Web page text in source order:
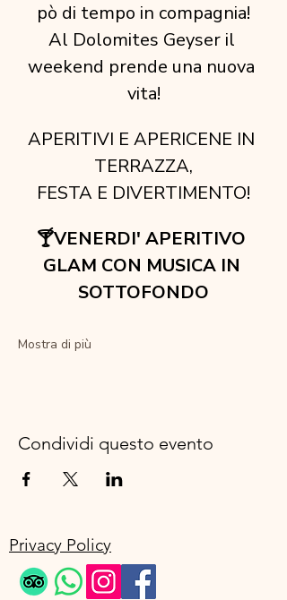
pò di tempo in compagnia!
Al Dolomites Geyser il
weekend prende una nuova
vita!
APERITIVI E APERICENE IN
TERRAZZA,
FESTA E DIVERTIMENTO!
🍸VENERDI' APERITIVO
GLAM CON MUSICA IN
SOTTOFONDO
Mostra di più
Condividi questo evento
Privacy Policy